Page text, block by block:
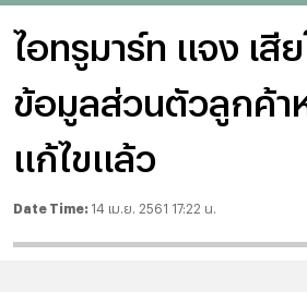
ไอทรูมาร์ท แจง เสี
ข้อมูลส่วนตัวลูกค้า
แก้ไขแล้ว
Date Time: 14 เม.ย. 2561 17:22 น.